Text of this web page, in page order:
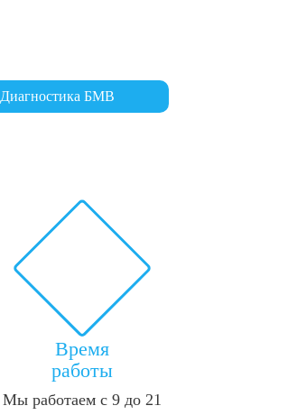
Диагностика БМВ
Время
работы
Мы работаем с 9 до 21